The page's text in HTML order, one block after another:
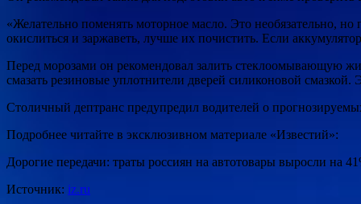
«Желательно поменять моторное масло. Это необязательно,
окислиться и заржаветь, лучше их почистить. Если
Перед морозами он рекомендовал залить стеклоомывающую
смазать резиновые уплотнители дверей силиконовой
Столичный дептранс предупредил водителей о
Подробнее читайте в эксклюзивном материале «Известий»:
Дорогие передачи: траты россиян на автотовары выросли на
Источник: iz.ru